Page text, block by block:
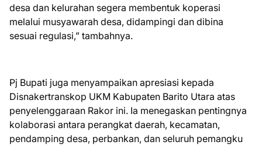
desa dan kelurahan segera membentuk koperasi
melalui musyawarah desa, didampingi dan dibina
sesuai regulasi,” tambahnya.
Pj Bupati juga menyampaikan apresiasi kepada
Disnakertranskop UKM Kabupaten Barito Utara atas
penyelenggaraan Rakor ini. Ia menegaskan pentingnya
kolaborasi antara perangkat daerah, kecamatan,
pendamping desa, perbankan, dan seluruh pemangku